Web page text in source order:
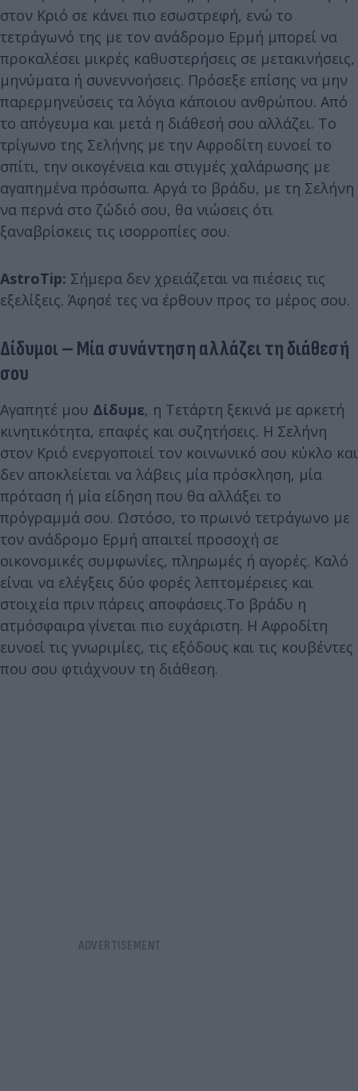
στον Κριό σε κάνει πιο εσωστρεφή, ενώ το
τετράγωνό της με τον ανάδρομο Ερμή μπορεί να
προκαλέσει μικρές καθυστερήσεις σε μετακινήσεις,
μηνύματα ή συνεννοήσεις. Πρόσεξε επίσης να μην
παρερμηνεύσεις τα λόγια κάποιου ανθρώπου. Από
το απόγευμα και μετά η διάθεσή σου αλλάζει. Το
τρίγωνο της Σελήνης με την Αφροδίτη ευνοεί το
σπίτι, την οικογένεια και στιγμές χαλάρωσης με
αγαπημένα πρόσωπα. Αργά το βράδυ, με τη Σελήνη
να περνά στο ζώδιό σου, θα νιώσεις ότι
ξαναβρίσκεις τις ισορροπίες σου.
AstroTip: Σήμερα δεν χρειάζεται να πιέσεις τις
εξελίξεις. Άφησέ τες να έρθουν προς το μέρος σου.
Δίδυμοι – Μία συνάντηση αλλάζει τη διάθεσή
σου
Αγαπητέ μου Δίδυμε, η Τετάρτη ξεκινά με αρκετή
κινητικότητα, επαφές και συζητήσεις. Η Σελήνη
στον Κριό ενεργοποιεί τον κοινωνικό σου κύκλο και
δεν αποκλείεται να λάβεις μία πρόσκληση, μία
πρόταση ή μία είδηση που θα αλλάξει το
πρόγραμμά σου. Ωστόσο, το πρωινό τετράγωνο με
τον ανάδρομο Ερμή απαιτεί προσοχή σε
οικονομικές συμφωνίες, πληρωμές ή αγορές. Καλό
είναι να ελέγξεις δύο φορές λεπτομέρειες και
στοιχεία πριν πάρεις αποφάσεις.Το βράδυ η
ατμόσφαιρα γίνεται πιο ευχάριστη. Η Αφροδίτη
ευνοεί τις γνωριμίες, τις εξόδους και τις κουβέντες
που σου φτιάχνουν τη διάθεση.